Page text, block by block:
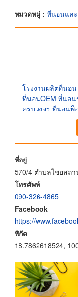
หมวดหมู่ : ที่นอนแล
โรงงานผลิตที่นอ
ที่นอนOEM ที่นอน
ครบวงจร ที่นอนพ็
ที่อยู่
570/4 ตำบลไชยสถา
โทรศัพท์
090-326-4865
Facebook
https://
พิกัด
18.7862618524,